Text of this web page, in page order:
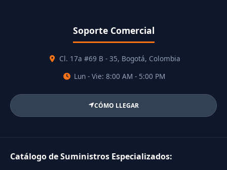
Soporte Comercial
Cl. 17a #69 B - 35, Bogotá, Colombia
Lun - Vie: 8:00 AM - 5:00 PM
CÓMO LLEGAR
Catálogo de Suministros Especializados: